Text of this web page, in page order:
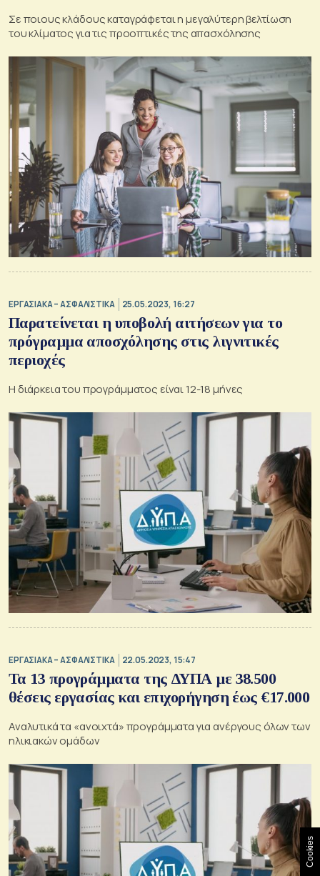
Σε ποιους κλάδους καταγράφεται η μεγαλύτερη βελτίωση
του κλίματος για τις προοπτικές της απασχόλησης
ΕΡΓΑΣΙΑΚΑ – ΑΣΦΑΛΙΣΤΙΚΑ 25.05.2023, 16:27
Παρατείνεται η υποβολή αιτήσεων για το
πρόγραμμα αποσχόλησης στις λιγνιτικές
περιοχές
Η διάρκεια του προγράμματος είναι 12-18 μήνες
ΕΡΓΑΣΙΑΚΑ – ΑΣΦΑΛΙΣΤΙΚΑ 22.05.2023, 15:47
Τα 13 προγράμματα της ΔΥΠΑ με 38.500
θέσεις εργασίας και επιχορήγηση έως €17.000
Αναλυτικά τα «ανοιχτά» προγράμματα για ανέργους όλων των
ηλικιακών ομάδων
Cookies